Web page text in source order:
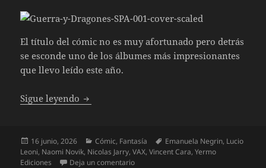
El título del cómic no es muy afortunado pero detrás
se esconde uno de los álbumes más impresionantes
que llevo leído este año.
Sigue leyendo Guerras y Dragones
Publicado
el
16 junio, 2026 Categorías
Cómic, Fantasía Etiquetas
Emanuela Negrin, Lucio
Leoni, Naomi Novik, Nicolas Jarry,VAX,Vincent Cara,Yermo
Ediciones
Deja un comentarioen Guerras y Dragones